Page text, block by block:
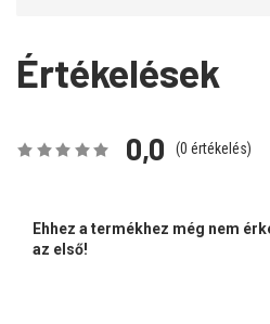
Értékelések
0,0 (0 értékelés)
Ehhez a termékhez még nem
az első!